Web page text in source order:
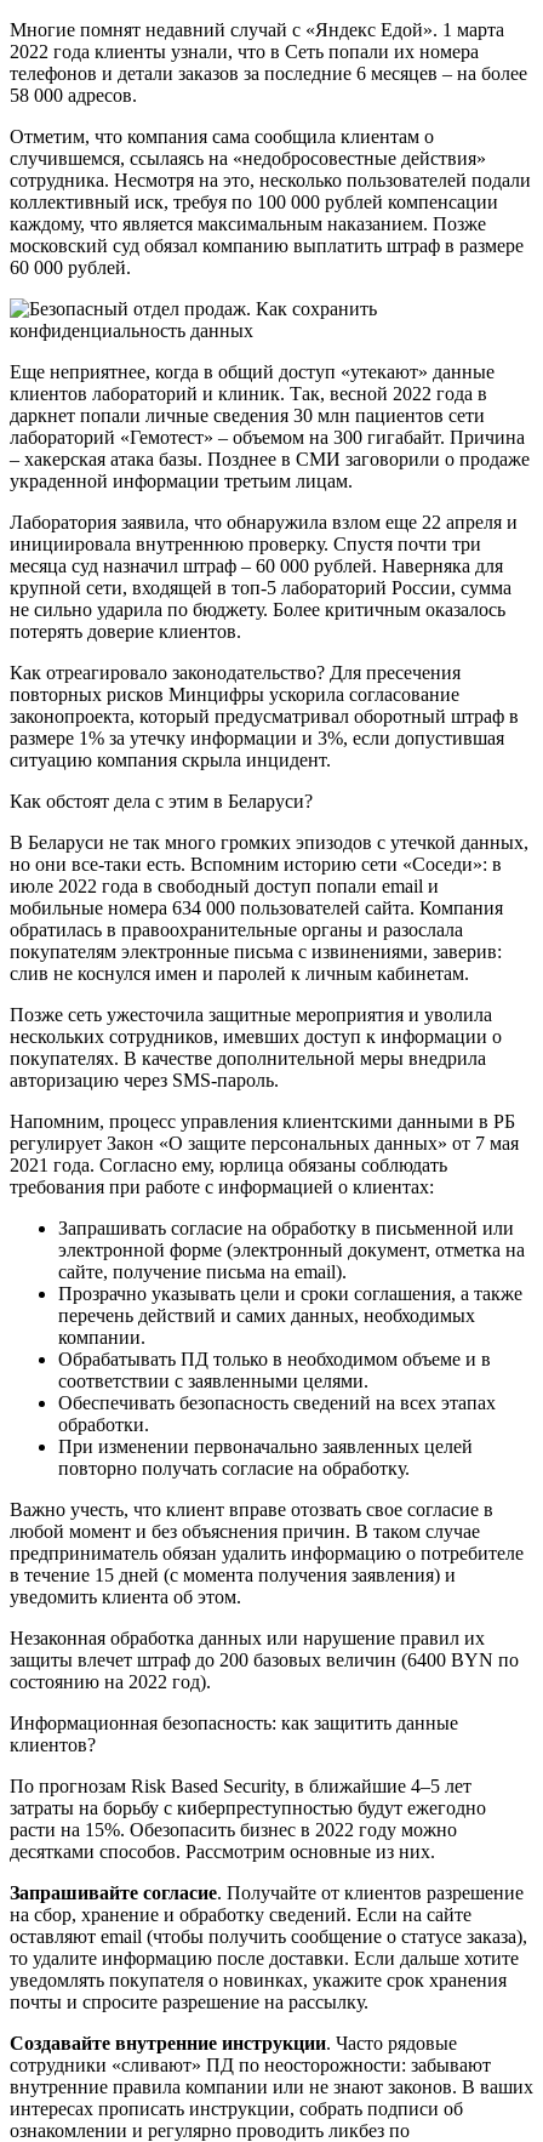
Многие помнят недавний случай с «Яндекс Едой». 1 марта
2022 года клиенты узнали, что в Сеть попали их номера
телефонов и детали заказов за последние 6 месяцев – на более
58 000 адресов.
Отметим, что компания сама сообщила клиентам о
случившемся, ссылаясь на «недобросовестные действия»
сотрудника. Несмотря на это, несколько пользователей подали
коллективный иск, требуя по 100 000 рублей компенсации
каждому, что является максимальным наказанием. Позже
московский суд обязал компанию выплатить штраф в размере
60 000 рублей.
Еще неприятнее, когда в общий доступ «утекают» данные
клиентов лабораторий и клиник. Так, весной 2022 года в
даркнет попали личные сведения 30 млн пациентов сети
лабораторий «Гемотест» – объемом на 300 гигабайт. Причина
– хакерская атака базы. Позднее в СМИ заговорили о продаже
украденной информации третьим лицам.
Лаборатория заявила, что обнаружила взлом еще 22 апреля и
инициировала внутреннюю проверку. Спустя почти три
месяца суд назначил штраф – 60 000 рублей. Наверняка для
крупной сети, входящей в топ-5 лабораторий России, сумма
не сильно ударила по бюджету. Более критичным оказалось
потерять доверие клиентов.
Как отреагировало законодательство? Для пресечения
повторных рисков Минцифры ускорила согласование
законопроекта, который предусматривал оборотный штраф в
размере 1% за утечку информации и 3%, если допустившая
ситуацию компания скрыла инцидент.
Как обстоят дела с этим в Беларуси?
В Беларуси не так много громких эпизодов с утечкой данных,
но они все-таки есть. Вспомним историю сети «Соседи»: в
июле 2022 года в свободный доступ попали email и
мобильные номера 634 000 пользователей сайта. Компания
обратилась в правоохранительные органы и разослала
покупателям электронные письма с извинениями, заверив:
слив не коснулся имен и паролей к личным кабинетам.
Позже сеть ужесточила защитные мероприятия и уволила
нескольких сотрудников, имевших доступ к информации о
покупателях. В качестве дополнительной меры внедрила
авторизацию через SMS-пароль.
Напомним, процесс управления клиентскими данными в РБ
регулирует Закон «О защите персональных данных» от 7 мая
2021 года. Согласно ему, юрлица обязаны соблюдать
требования при работе с информацией о клиентах:
Запрашивать согласие на обработку в письменной или
электронной форме (электронный документ, отметка на
сайте, получение письма на email).
Прозрачно указывать цели и сроки соглашения, а также
перечень действий и самих данных, необходимых
компании.
Обрабатывать ПД только в необходимом объеме и в
соответствии с заявленными целями.
Обеспечивать безопасность сведений на всех этапах
обработки.
При изменении первоначально заявленных целей
повторно получать согласие на обработку.
Важно учесть, что клиент вправе отозвать свое согласие в
любой момент и без объяснения причин. В таком случае
предприниматель обязан удалить информацию о потребителе
в течение 15 дней (с момента получения заявления) и
уведомить клиента об этом.
Незаконная обработка данных или нарушение правил их
защиты влечет штраф до 200 базовых величин (6400 BYN по
состоянию на 2022 год).
Информационная безопасность: как защитить данные
клиентов?
По прогнозам Risk Based Security, в ближайшие 4–5 лет
затраты на борьбу с киберпреступностью будут ежегодно
расти на 15%. Обезопасить бизнес в 2022 году можно
десятками способов. Рассмотрим основные из них.
Запрашивайте согласие. Получайте от клиентов разрешение
на сбор, хранение и обработку сведений. Если на сайте
оставляют email (чтобы получить сообщение о статусе заказа),
то удалите информацию после доставки. Если дальше хотите
уведомлять покупателя о новинках, укажите срок хранения
почты и спросите разрешение на рассылку.
Создавайте внутренние инструкции. Часто рядовые
сотрудники «сливают» ПД по неосторожности: забывают
внутренние правила компании или не знают законов. В ваших
интересах прописать инструкции, собрать подписи об
ознакомлении и регулярно проводить ликбез по